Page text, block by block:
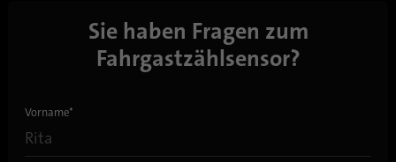
Sie haben Fragen zum
Fahrgastzählsensor?
Vorname*